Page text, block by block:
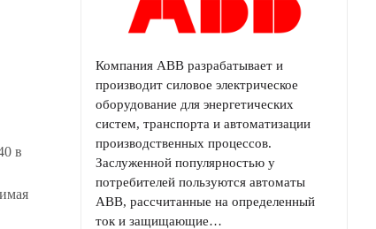
в
Компания ABB разрабатывает и
производит силовое электрическое
оборудование для энергетических
систем, транспорта и автоматизации
производственных процессов.
Заслуженной популярностью у
потребителей пользуются автоматы
ABB, рассчитанные на определенный
ток и защищающие…